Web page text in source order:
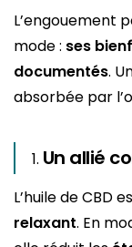
L’engouement
mode : ses
documentés.
absorbée par
Un allié
L’huile de CBD
relaxant. En